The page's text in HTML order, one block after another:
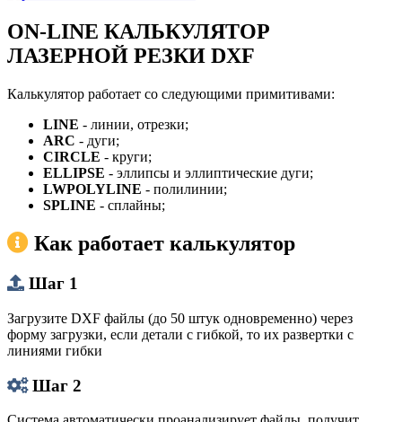
ON-LINE КАЛЬКУЛЯТОР
ЛАЗЕРНОЙ РЕЗКИ DXF
Калькулятор работает со следующими примитивами:
LINE - линии, отрезки;
ARC - дуги;
CIRCLE - круги;
ELLIPSE - эллипсы и эллиптические дуги;
LWPOLYLINE - полилинии;
SPLINE - сплайны;
Как работает калькулятор
Шаг 1
Загрузите DXF файлы (до 50 штук одновременно) через
форму загрузки, если детали с гибкой, то их развертки с
линиями гибки
Шаг 2